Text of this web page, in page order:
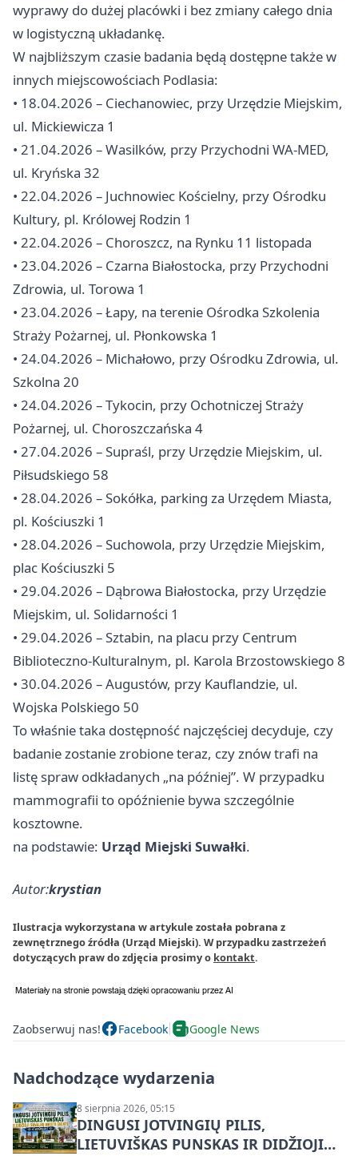
wyprawy do dużej placówki i bez zmiany całego dnia
w logistyczną układankę.
W najbliższym czasie badania będą dostępne także w
innych miejscowościach Podlasia:
• 18.04.2026 – Ciechanowiec, przy Urzędzie Miejskim,
ul. Mickiewicza 1
• 21.04.2026 – Wasilków, przy Przychodni WA-MED,
ul. Kryńska 32
• 22.04.2026 – Juchnowiec Kościelny, przy Ośrodku
Kultury, pl. Królowej Rodzin 1
• 22.04.2026 – Choroszcz, na Rynku 11 listopada
• 23.04.2026 – Czarna Białostocka, przy Przychodni
Zdrowia, ul. Torowa 1
• 23.04.2026 – Łapy, na terenie Ośrodka Szkolenia
Straży Pożarnej, ul. Płonkowska 1
• 24.04.2026 – Michałowo, przy Ośrodku Zdrowia, ul.
Szkolna 20
• 24.04.2026 – Tykocin, przy Ochotniczej Straży
Pożarnej, ul. Choroszczańska 4
• 27.04.2026 – Supraśl, przy Urzędzie Miejskim, ul.
Piłsudskiego 58
• 28.04.2026 – Sokółka, parking za Urzędem Miasta,
pl. Kościuszki 1
• 28.04.2026 – Suchowola, przy Urzędzie Miejskim,
plac Kościuszki 5
• 29.04.2026 – Dąbrowa Białostocka, przy Urzędzie
Miejskim, ul. Solidarności 1
• 29.04.2026 – Sztabin, na placu przy Centrum
Biblioteczno-Kulturalnym, pl. Karola Brzostowskiego 8
• 30.04.2026 –Augustów, przy Kauflandzie, ul.
Wojska Polskiego 50
To właśnie taka dostępność najczęściej decyduje, czy
badanie zostanie zrobione teraz, czy znów trafi na
listę spraw odkładanych „na później”. W przypadku
mammografii to opóźnienie bywa szczególnie
kosztowne.
na podstawie: Urząd Miejski Suwałki.
Autor:krystian
Ilustracja wykorzystana w artykule została pobrana z
zewnętrznego źródła (Urząd Miejski). W przypadku zastrzeżeń
dotyczących praw do zdjęcia prosimy o kontakt.
Zaobserwuj nas! Facebook Google News
Nadchodzące wydarzenia
8 sierpnia 2026, 05:15
DINGUSI JOTVINGIŲ PILIS,
LIETUVIŠKAS PUNSKAS IR DIDŽIOJI